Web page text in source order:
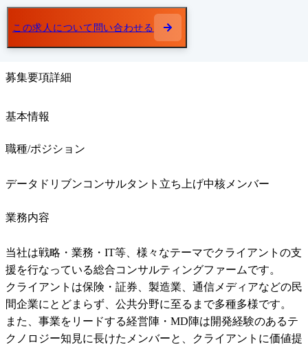
この求人について問い合わせる
募集要項詳細
基本情報
職種/ポジション
データドリブンコンサルタント立ち上げ中核メンバー
業務内容
当社は戦略・業務・IT等、様々なテーマでクライアントの支
援を行なっている総合コンサルティングファームです。
クライアントは保険・証券、製造業、通信メディアなどの民
間企業にとどまらず、公共分野に至るまで多種多様です。
また、事業をリードする経営陣・MD陣は開発経験のあるテ
クノロジー知見に長けたメンバーと、クライアントに価値提